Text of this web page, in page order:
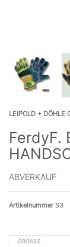
LEIPOLD + DÖHLE
FerdyF.
ABVERKAUF
ArtikelnummerS3
GRÖSSE